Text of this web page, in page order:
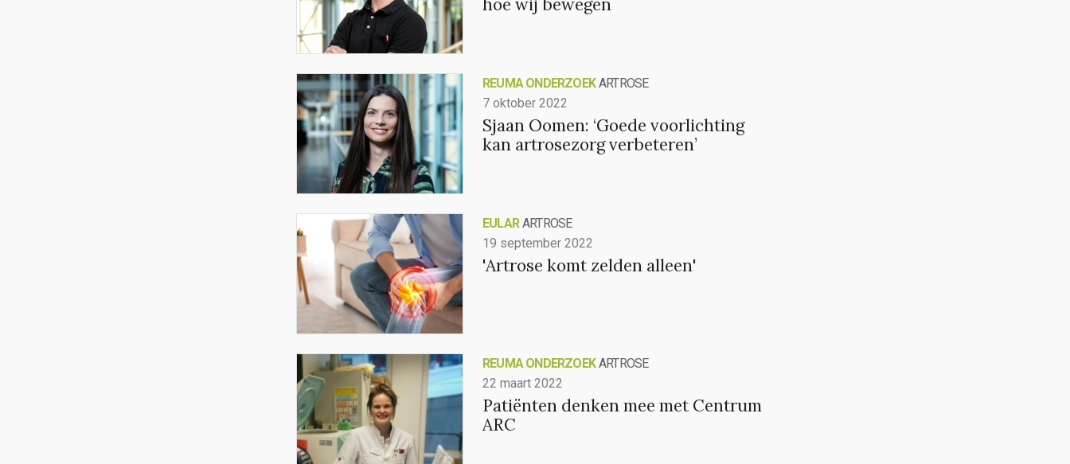
hoe wij bewegen
REUMA ONDERZOEK ARTROSE
7 oktober 2022
Sjaan Oomen: ‘Goede voorlichting
kan artrosezorg verbeteren’
EULAR ARTROSE
19 september 2022
'Artrose komt zelden alleen'
REUMA ONDERZOEK ARTROSE
22 maart 2022
Patiënten denken mee met Centrum
ARC